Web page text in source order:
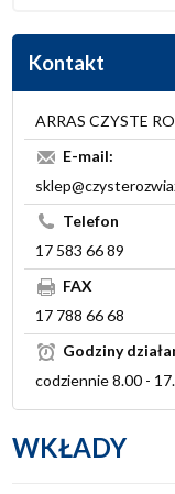
Kontakt
ARRAS CZYSTE
E-mail:
Telefon
17 583 66 89
FAX
17 788 66 68
Godziny
codziennie 8.00 -
WKŁADY